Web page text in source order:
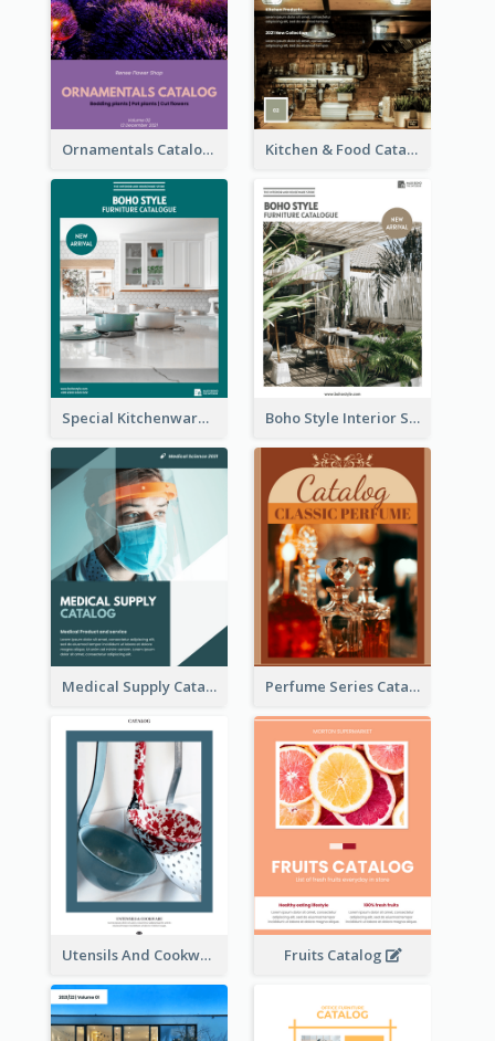
Ornamentals Catalog Kitchen & Food Catalog
Special Kitchenware Catalog Boho Style Interior Style Catalog
Medical Supply Catalog Perfume Series Catalog
Utensils And Cookware Catalog Fruits Catalog